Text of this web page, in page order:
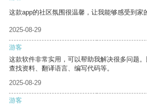
这款app的社区氛围很温馨，让我能够感受到家
2025-08-29
游客
这款软件非常实用，可以帮助我解决很多问题
查找资料、翻译语言、编写代码等。
2025-08-29
游客